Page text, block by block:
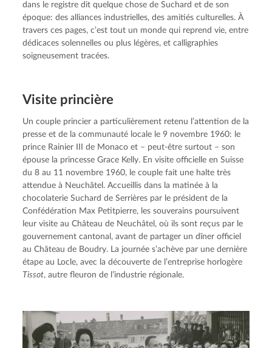
dans le registre dit quelque chose de Suchard et de son
époque: des alliances industrielles, des amitiés culturelles. À
travers ces pages, c’est tout un monde qui reprend vie, entre
dédicaces solennelles ou plus légères, et calligraphies
soigneusement tracées.
Visite princière
Un couple princier a particulièrement retenu l’attention de la
presse et de la communauté locale le 9 novembre 1960: le
prince Rainier III de Monaco et – peut-être surtout – son
épouse la princesse Grace Kelly. En visite officielle en Suisse
du 8 au 11 novembre 1960, le couple fait une halte très
attendue à Neuchâtel. Accueillis dans la matinée à la
chocolaterie Suchard de Serrières par le président de la
Confédération Max Petitpierre, les souverains poursuivent
leur visite au Château de Neuchâtel, où ils sont reçus par le
gouvernement cantonal, avant de partager un dîner officiel
au Château de Boudry. La journée s’achève par une dernière
Tissot, autre fleuron de l’industrie régionale.